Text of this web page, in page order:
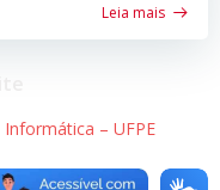
Leia mais
– UFPE